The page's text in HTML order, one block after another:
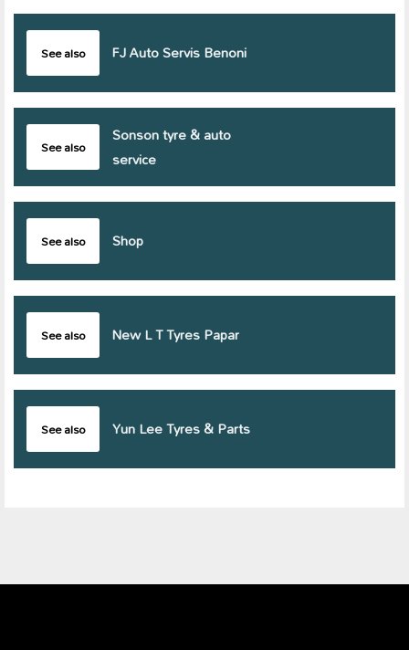
See also FJ Auto Servis Benoni
See also
Sonson tyre & auto
service
See also Shop
See also New L T Tyres Papar
See also Yun Lee Tyres & Parts